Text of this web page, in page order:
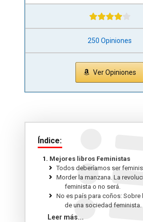
250 Opiniones
Ver Opiniones
Índice:
Mejores libros Feministas
Todos deberíamos ser
Morder la manzana. La
feminista o no será.
No es país para coños: Sobre
de una sociedad feminista.
El libro de actividades
Leer más...